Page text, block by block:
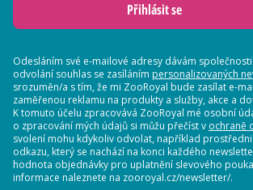
Přihlásit se
Odesláním své e-mailové adresy dávám
odvolání souhlas se zasíláním personalizovaných
srozuměn/a s tím, že mi ZooRoyal bude zasílat e-
zaměřenou reklamu na produkty a služby, akce a
K tomuto účelu zpracovává ZooRoyal mé osobní
o zpracování mých údajů si můžu přečíst v ochraně
svolení mohu kdykoliv odvolat, například
odkazu, který se nachází na konci každého
hodnota objednávky pro uplatnění slevového
informace naleznete na zooroyal.cz/newsletter/.